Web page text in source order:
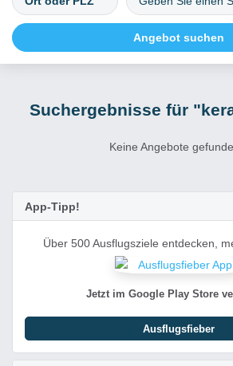
Suchergebnisse für
Keine Angebote
App-Tipp!
Über 500 Ausflugsziele entdecken,
Jetzt im Google Play Store
Ausflugsfieber